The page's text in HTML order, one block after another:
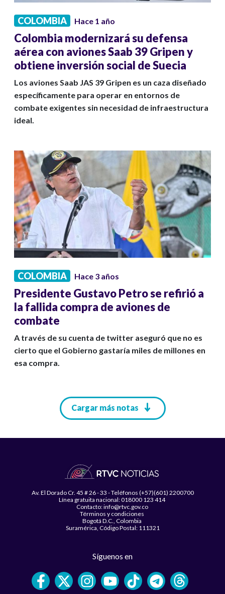
COLOMBIA Hace 1 año
Colombia modernizará su defensa
aérea con aviones Saab 39 Gripen y
obtiene inversión social de Suecia
Los aviones Saab JAS 39 Gripen es un caza diseñado
específicamente para operar en entornos de
combate exigentes sin necesidad de infraestructura
ideal.
COLOMBIA Hace 3 años
Presidente Gustavo Petro se refirió a
la fallida compra de aviones de
combate
A través de su cuenta de twitter aseguró que no es
cierto que el Gobierno gastaría miles de millones en
esa compra.
Cargar más notas
Av. El Dorado Cr. 45 # 26 - 33 - Teléfonos (+57)(601) 2200700
Línea gratuita nacional: 018000 123 414
Contacto: info@rtvc.gov.co
Términos y condiciones
Bogotá D.C., Colombia
Suramérica, Código Postal: 111321
Síguenos en